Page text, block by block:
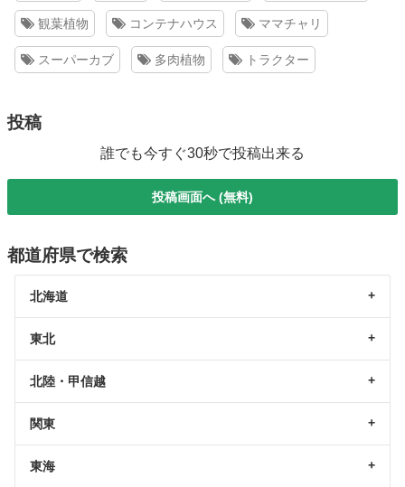
観葉植物 コンテナハウス ママチャリ
スーパーカブ 多肉植物 トラクター
投稿
誰でも今すぐ30秒で投稿出来る
投稿画面へ (無料)
都道府県で検索
北海道
東北
北陸・甲信越
関東
東海